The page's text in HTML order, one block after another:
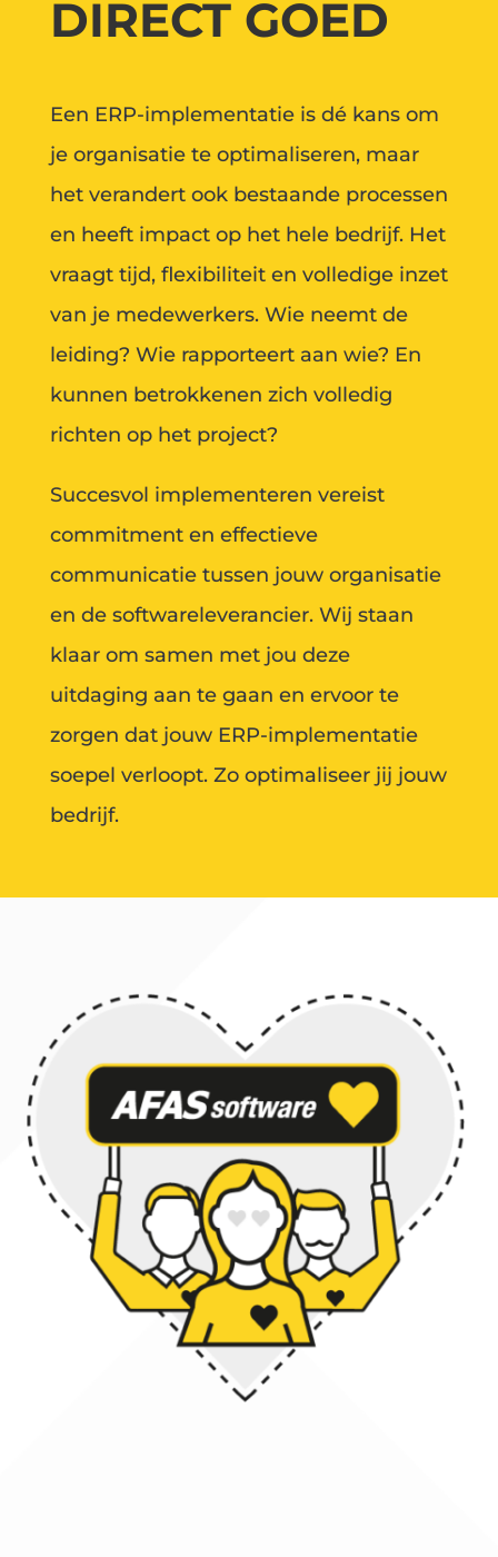
DIRECT GOED
Een ERP-implementatie is dé kans om
je organisatie te optimaliseren, maar
het verandert ook bestaande processen
en heeft impact op het hele bedrijf. Het
vraagt tijd, flexibiliteit en volledige inzet
van je medewerkers. Wie neemt de
leiding? Wie rapporteert aan wie? En
kunnen betrokkenen zich volledig
richten op het project?
Succesvol implementeren vereist
commitment en effectieve
communicatie tussen jouw organisatie
en de softwareleverancier. Wij staan
klaar om samen met jou deze
uitdaging aan te gaan en ervoor te
zorgen dat jouw ERP-implementatie
soepel verloopt. Zo optimaliseer jij jouw
bedrijf.